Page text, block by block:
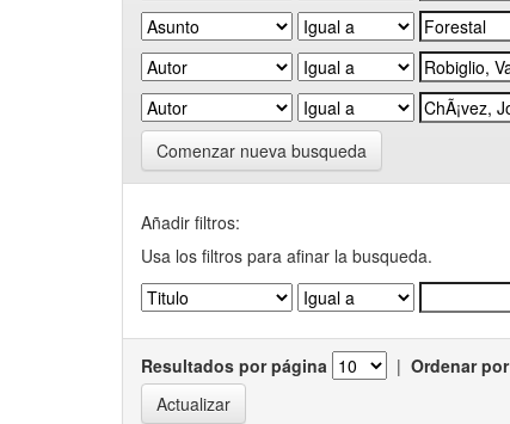
Comenzar nueva busqueda
Añadir filtros:
Usa los filtros para afinar la busqueda.
Resultados por página | Ordenar por